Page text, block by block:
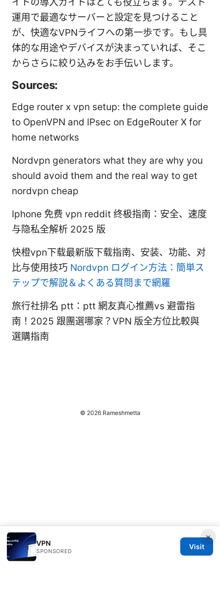
運用で最適なサーバーと設定を見つけること
が、快適なVPNライフへの第一歩です。もし具
体的な用途やデバイスが決まっていれば、そこ
からさらに絞り込みをお手伝いします。
Sources:
Edge router x vpn setup: the complete guide
to OpenVPN and IPsec on EdgeRouter X for
home networks
Nordvpn generators what they are why you
should avoid them and the real way to get
nordvpn cheap
Iphone 免费 vpn reddit 终极指南：安全、速度
与隐私全解析 2025 版
快橙vpn下载最新版下载指南、安装、功能、对
比与使用技巧 Nordvpn ログイン方法：簡単ス
テップで解説＆よくある質問まで網羅
旅行社排名 ptt：ptt 網友真心推薦vs 避雷指
南！2025 跟團選哪家？VPN 版全方位比較與
選購指南
×
VPN
SPONSORED
Visit
© 2026 Rameshmetta